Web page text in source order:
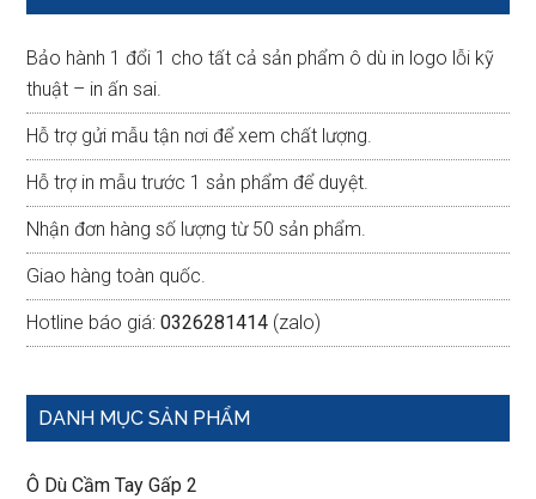
Bảo hành 1 đổi 1 cho tất cả sản phẩm ô dù in logo lỗi kỹ
thuật – in ấn sai.
Hỗ trợ gửi mẫu tận nơi để xem chất lượng.
Hỗ trợ in mẫu trước 1 sản phẩm để duyệt.
Nhận đơn hàng số lượng từ 50 sản phẩm.
Giao hàng toàn quốc.
Hotline báo giá:0326281414 (zalo)
DANH MỤC SẢN PHẨM
Ô Dù Cầm Tay Gấp 2